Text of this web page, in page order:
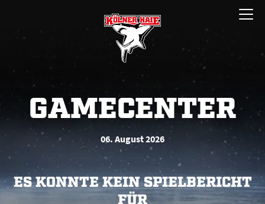
Menü
öffnen
GAMECENTER
06. August 2026
ES KONNTE KEIN SPIELBERICHT
FÜR